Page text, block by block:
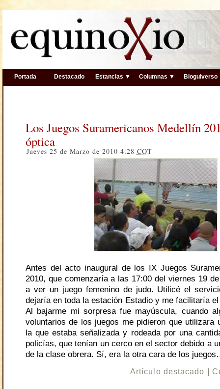
Portada Destacado Estancias ▼ Columnas ▼ Bloguiverso
Los Juegos Suramericanos Medellín
óptica
Jueves 25 de Marzo de 2010 4:28 COT
Antes del acto inaugural de los IX Juegos
2010, que comenzaría a las 17:00 del viernes 19
a ver un juego femenino de judo. Utilicé el
dejaría en toda la estación Estadio y me facilitaría
Al bajarme mi sorpresa fue mayúscula, cuando
voluntarios de los juegos me pidieron que utilizara
la que estaba señalizada y rodeada por una
policías, que tenían un cerco en el sector debido a
de la clase obrera. Sí, era la otra cara de los
Artículo destacado